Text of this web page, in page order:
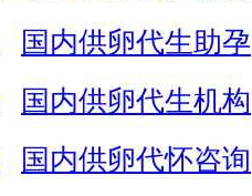
国内供卵代生助孕
国内供卵代生机构
国内供卵代怀咨询